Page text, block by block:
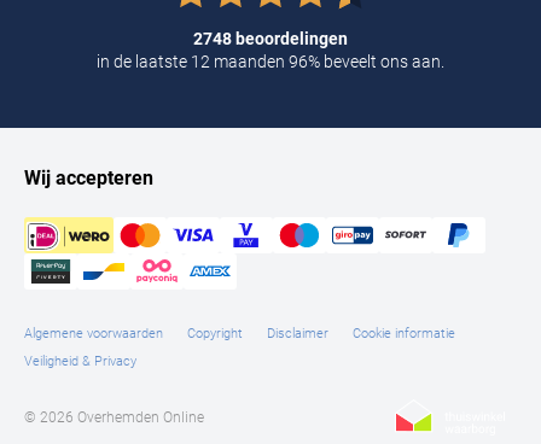
2748 beoordelingen
in de laatste 12 maanden 96% beveelt ons aan.
Wij accepteren
Algemene voorwaarden Copyright Disclaimer
Cookie informatie
Veiligheid & Privacy
© 2026 Overhemden Online